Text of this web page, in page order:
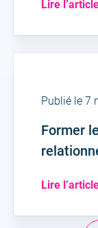
Lire
Publié le 7
Former
Lire